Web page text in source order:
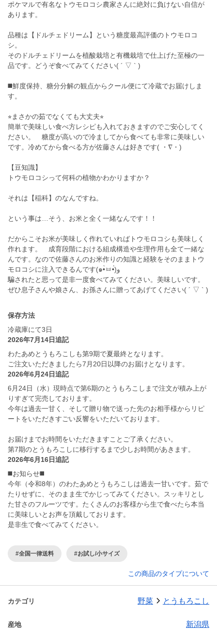
ポケマルで有名なトウモロコシ農家さんに絶対に負けない自信が
あります。
品種は【ドルチェドリーム】という糖度最高評価のトウモロコ
シ。
そのドルチェドリームを植酸栽培と有機栽培で仕上げた至極の一
品です。どうぞ食べてみてください( ´ ▽ ` )
◼️鮮度保持、糖分分解の観点からクール便にて冷蔵でお届けしま
す。
⭐︎まさかの茹でなくても大丈夫⭐︎
簡単で美味しい食べ方レシピも入れておきますのでご安心してく
ださい。 糖度が高いので冷ましてから食べても非常に美味しい
です。冷めてから食べる方が佐藤さんは好きです( ・∇・)
【豆知識】
トウモロコシって何科の植物かわかりますか？
それは【稲科】のなんですね。
という事は…そう、お米と全く一緒なんです！！
だからこそお米が美味しく作れていればトウモロコシも美味しく
作れます。 成育段階における組成構造や生理作用も全て一緒な
んです。なので佐藤さんのお米作りの知識と経験をそのままトウ
モロコシに注入できるんです(๑•̀ㅂ•́)و
騙されたと思って是非一度食べてみてください。美味しいです。
ぜひ息子さんや娘さん、お孫さんに贈ってあげてください( ´ ▽ ` )
保存方法
冷蔵庫にて3日
2026年7月14日追記
わたあめとうもろこしも第9期で夏最終となります。
ご注文いただきましたら7月20日以降のお届けとなります。
2026年6月24日追記
6月24日（水）現時点で第6期のとうもろこしまで注文が積み上が
りすぎて完売しております。
今年は過去一甘く、そして贈り物で送った先のお相手様からリピ
ートをいただきすごい反響をいただいております。
お届けまでお時間をいただきますことご了承ください。
第7期のとうもろこしに移行するまで少しお時間があきます。
2026年6月16日追記
◼️お知らせ◼️
今年（令和8年）のわたあめとうもろこしは過去一甘いです。茹で
たりせずに、そのまま生でかじってみてください。スッキリとし
た甘さのフルーツです。たくさんのお客様から生で食べたら本当
に美味しいとお声を頂戴しております。
是非生で食べてみてください。
#全国一律送料 #お試し/小サイズ
この商品のタイプについて
カテゴリ 野菜 とうもろこし
産地 新潟県